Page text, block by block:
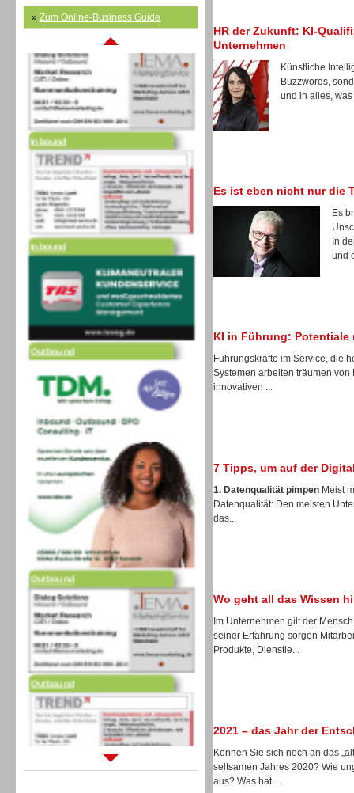
» Zum Online-Business Guide
Inbound
Inbound
Inbound
Outbound
Outbound
Sprachdialogsysteme u. Ki/
HR der Zukunft: KI-
Unternehmen
Künstliche
Buzzwords,
und in alles,
Es ist eben nicht nur die
Es
In
und
KI in Führung:
Führungskräfte im Service, die
Systemen arbeiten träumen
innovativen ...
7 Tipps, um auf der
1. Datenqualität pimpen Meist
Datenqualität: Den meisten
das...
Wo geht all das Wissen
Im Unternehmen gilt der
seiner Erfahrung sorgen
Produkte, Dienstle...
2021 – das Jahr der
Können Sie sich noch an das
seltsamen Jahres 2020? Wie
aus? Was hat ...